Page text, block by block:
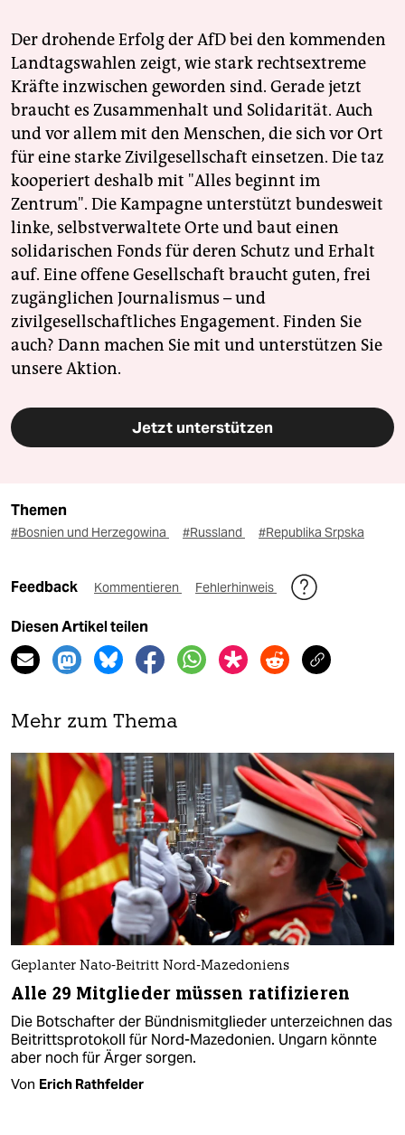
Der drohende Erfolg der AfD bei den kommenden
Landtagswahlen zeigt, wie stark rechtsextreme
Kräfte inzwischen geworden sind. Gerade jetzt
braucht es Zusammenhalt und Solidarität. Auch
und vor allem mit den Menschen, die sich vor Ort
für eine starke Zivilgesellschaft einsetzen. Die taz
kooperiert deshalb mit "Alles beginnt im
Zentrum". Die Kampagne unterstützt bundesweit
linke, selbstverwaltete Orte und baut einen
solidarischen Fonds für deren Schutz und Erhalt
auf. Eine offene Gesellschaft braucht guten, frei
zugänglichen Journalismus – und
zivilgesellschaftliches Engagement. Finden Sie
auch? Dann machen Sie mit und unterstützen Sie
unsere Aktion.
Jetzt unterstützen
Themen
#Bosnien und Herzegowina #Russland #Republika Srpska
Feedback Kommentieren Fehlerhinweis
Diesen Artikel teilen
Mehr zum Thema
Geplanter Nato-Beitritt Nord-Mazedoniens
Alle 29 Mitglieder müssen ratifizieren
Die Botschafter der Bündnismitglieder unterzeichnen das
Beitrittsprotokoll für Nord-Mazedonien. Ungarn könnte
aber noch für Ärger sorgen.
Von Erich Rathfelder